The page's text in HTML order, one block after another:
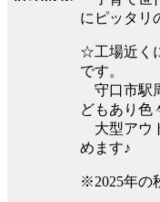
にピッタリ
☆工場近く
です。
守口市駅
どもあり色
大型アウ
めます♪
※2025年の